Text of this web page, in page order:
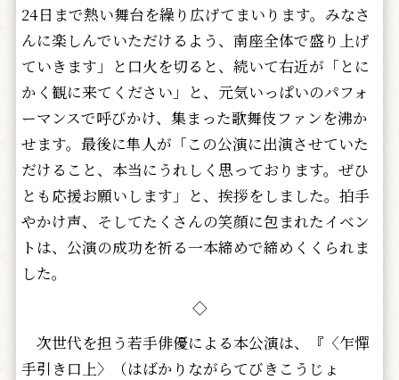
24日まで熱い舞台を繰り広げてまいります。みなさ
んに楽しんでいただけるよう、南座全体で盛り上げ
ていきます」と口火を切ると、続いて右近が「とに
かく観に来てください」と、元気いっぱいのパフォ
ーマンスで呼びかけ、集まった歌舞伎ファンを沸か
せます。最後に隼人が「この公演に出演させていた
だけること、本当にうれしく思っております。ぜひ
とも応援お願いします」と、挨拶をしました。拍手
やかけ声、そしてたくさんの笑顔に包まれたイベン
トは、公演の成功を祈る一本締めで締めくくられま
した。
◇
次世代を担う若手俳優による本公演は、『〈乍憚
手引き口上〉（はばかりながらてびきこうじょ